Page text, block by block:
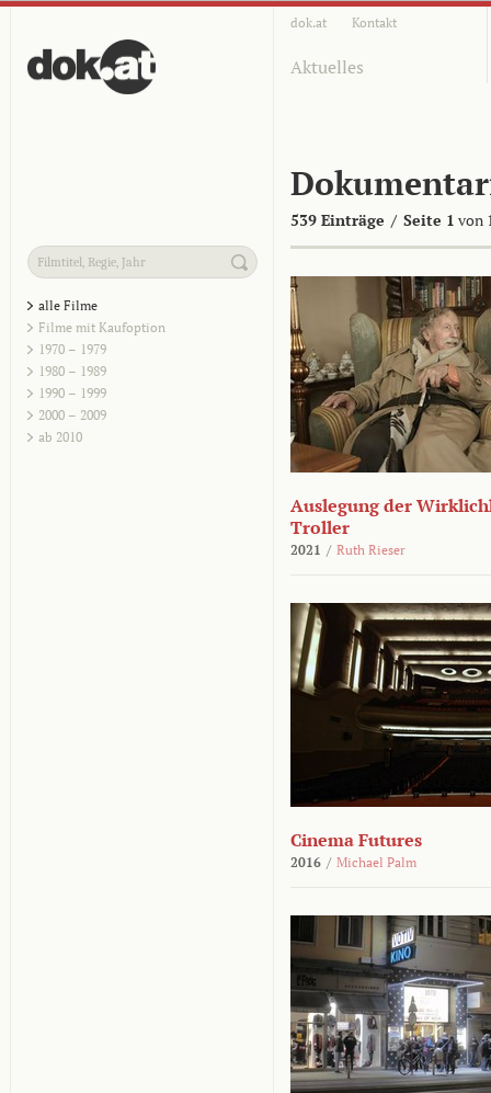
dok.at Kontakt
Aktuelles
539 Einträge / Seite 1 von
alle Filme
Filme mit Kaufoption
1970 – 1979
1980 – 1989
1990 – 1999
2000 – 2009
ab 2010
Auslegung der
Troller
2021 / Ruth Rieser
Cinema Futures
2016 / Michael Palm